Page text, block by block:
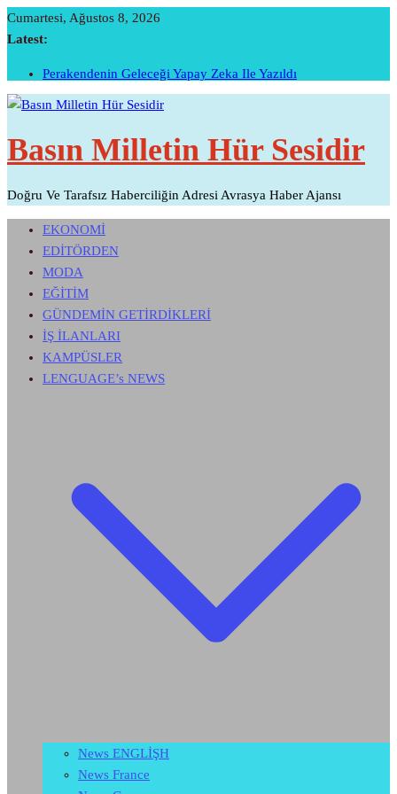
Skip
To
Cumartesi, Ağustos 8, 2026
Latest:
İTO’ya Göre, Tüketici Fiyat İndeksi Yıllık % 35,20 Oldu.
Perakendenin Geleceği Yapay Zeka Ile Yazıldı
Temmuz Ayı Ihracatı Belli Oldu…
Başarının Işareti…BTM Ilk Altı Ayda 11 Milyon Dolarlık
Yatırım Çekti…
Basın Milletin Hür Sesidir
Doğru Ve Tarafsız Haberciliğin Adresi Avrasya Haber Ajansı
EKONOMİ
EDİTÖRDEN
MODA
EĞİTİM
GÜNDEMİN GETİRDİKLERİ
İŞ İLANLARI
KAMPÜSLER
LENGUAGE’s NEWS
News ENGLİŞH
News France